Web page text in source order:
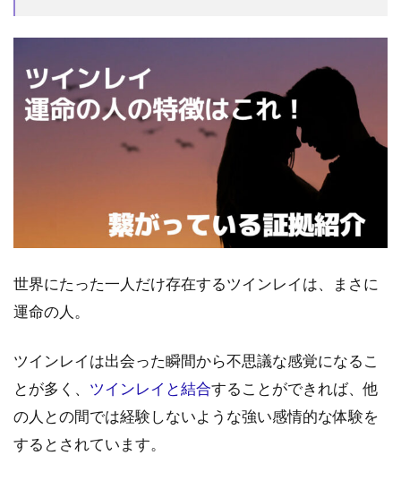
て！
繋が
って
出会
ばか
りな
のに
な繋
がり
を感
じる
1.2
世界にたった一人だけ存在するツインレイは、まさに
運命の人。
ツインレイは出会った瞬間から不思議な感覚になるこ
とが多く、 ツインレイと結合することができれば、他
の人との間では経験しないような強い感情的な体験を
するとされています。